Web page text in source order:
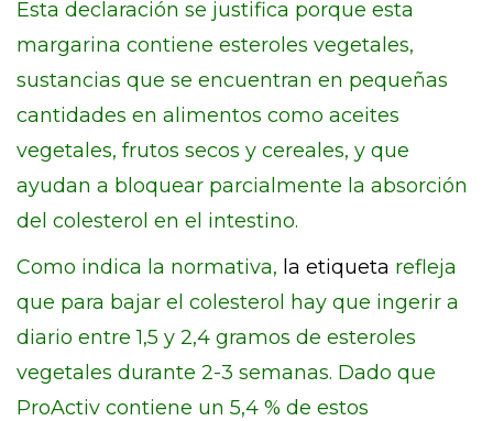
Esta declaración se justifica porque esta
margarina contiene esteroles vegetales,
sustancias que se encuentran en pequeñas
cantidades en alimentos como aceites
vegetales, frutos secos y cereales, y que
ayudan a bloquear parcialmente la absorción
del colesterol en el intestino.
Como indica la normativa, la etiqueta refleja
que para bajar el colesterol hay que ingerir a
diario entre 1,5 y 2,4 gramos de esteroles
vegetales durante 2-3 semanas. Dado que
ProActiv contiene un 5,4 % de estos